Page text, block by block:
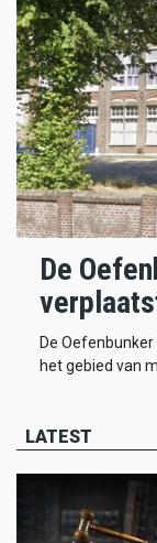
De
De
het gebied van
LATEST